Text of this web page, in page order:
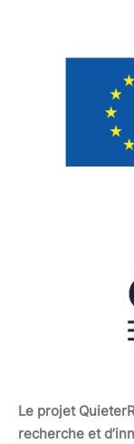
Le projet
recherche et